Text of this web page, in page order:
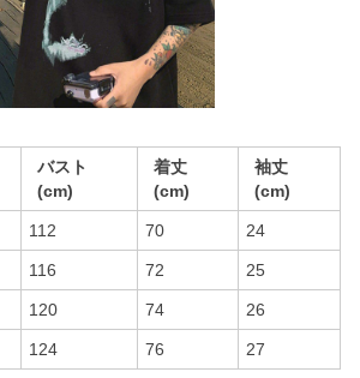
バスト
(cm)
着丈
(cm)
袖丈
(cm)
112 70 24
116 72 25
120 74 26
124 76 27